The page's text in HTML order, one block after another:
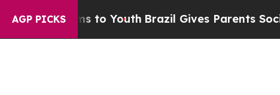
AGP PICKS
to YouthBrazil Gives Parents Social